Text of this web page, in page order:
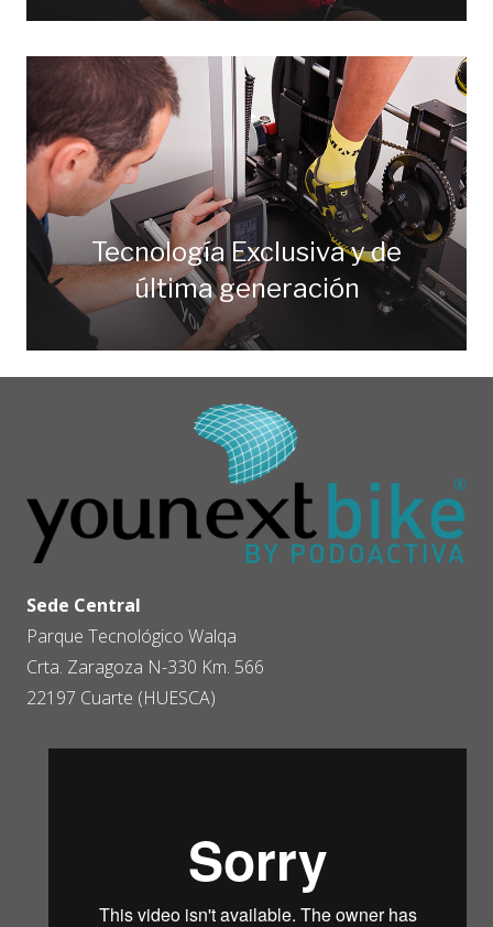
Tecnología Exclusiva y de
última generación
Sede Central
Parque Tecnológico Walqa
Crta. Zaragoza N-330 Km. 566
22197 Cuarte (HUESCA)